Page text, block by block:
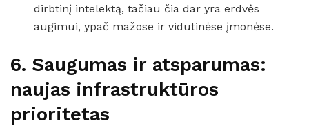
dirbtinį intelektą, tačiau čia dar yra erdvės
augimui, ypač mažose ir vidutinėse įmonėse.
6. Saugumas ir atsparumas:
naujas infrastruktūros
prioritetas